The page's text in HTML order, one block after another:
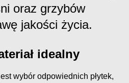
oraz grzybów
jakości życia.
idealny
wybór odpowiednich płytek,